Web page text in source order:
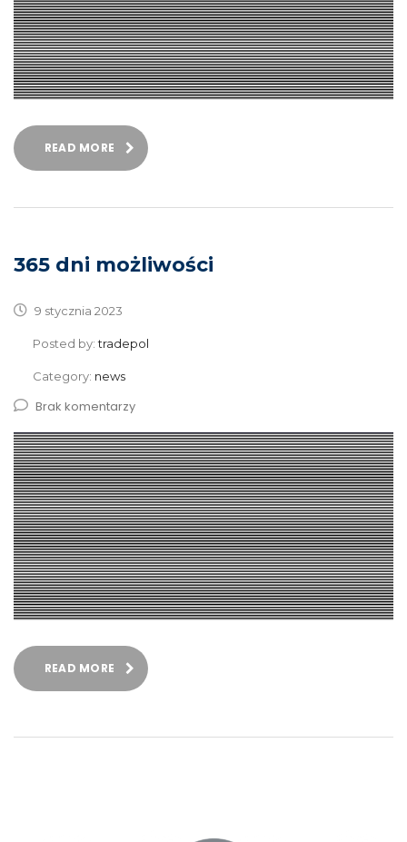
READ MORE
365 dni możliwości
9 stycznia 2023
Posted by:tradepol
Category: news
Brak komentarzy
READ MORE